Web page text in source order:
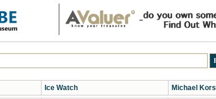
Ice Watch Michael Kors